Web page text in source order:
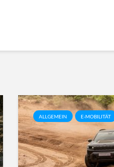
ALLGEMEIN E-MOBILITÄT